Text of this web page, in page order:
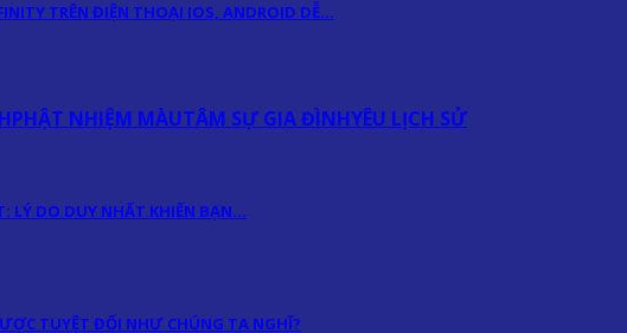
TRÊN ĐIỆN THOẠI IOS, ANDROID DỄ…
PHẬT NHIỆM MÀUTÂM SỰ GIA ĐÌNHYÊU LỊCH SỬ
LÝ DO DUY NHẤT KHIẾN BẠN…
TUYỆT ĐỐI NHƯ CHÚNG TA NGHĨ?